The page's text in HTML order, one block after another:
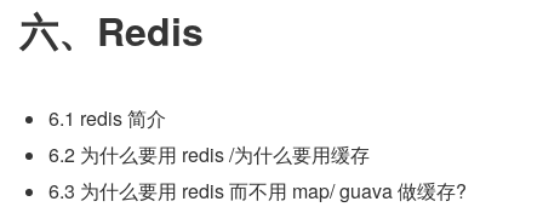
六、Redis
6.1 redis 简介
6.2 为什么要用 redis /为什么要用缓存
6.3 为什么要用 redis 而不用 map/ guava 做缓存?